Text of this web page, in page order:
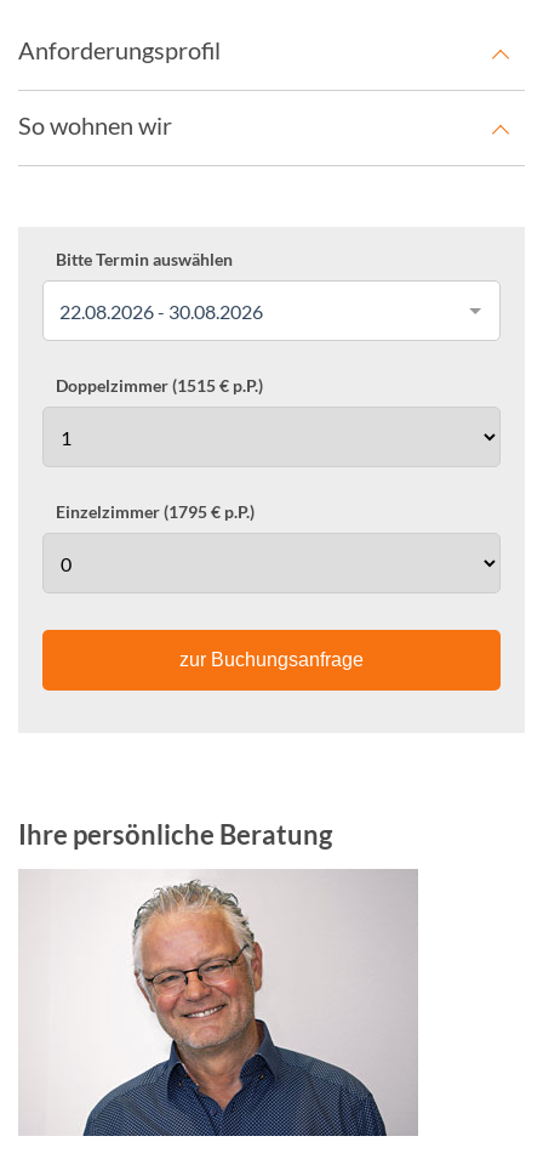
Anforderungsprofil
So wohnen wir
Bitte Termin auswählen
22.08.2026 - 30.08.2026
Doppelzimmer (1515 € p.P.)
Einzelzimmer (1795 € p.P.)
zur Buchungsanfrage
Ihre persönliche Beratung